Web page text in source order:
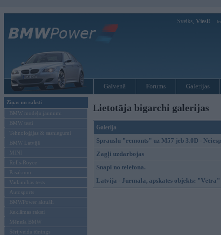
Sveiks, Viesi!
Galvenā Forums Galerijas
Ziņas un raksti
BMW modeļu jaunumi
BMW testi
Tehnoloģijas & sasniegumi
BMW Latvijā
MINI
Rolls-Royce
Pasākumi
Vadāmības tests
Autosports
BMWPower aktuāli
Reklāmas raksti
Mēneša BMW
Sērijveida tūnings
Lietotāja bigarchi galerijas
Galerija
Sprauslu "remonts" uz M57 jeb 3.0D -
Zagļi uzdarbojas
Snapi no telefona.
Latvija - Jūrmala, apskates objekts: "Vētra"